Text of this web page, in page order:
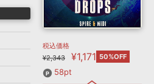
音楽カード
SONOCA
・エフェクト
効果音
税込価格
¥2,343
¥1,171 50%OFF
58pt